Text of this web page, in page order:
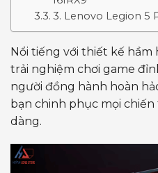
3. Lenovo Legion 5
Nổi tiếng với thiết kế hầm
trải nghiệm chơi game
người đồng hành hoàn
bạn chinh phục mọi
dàng.